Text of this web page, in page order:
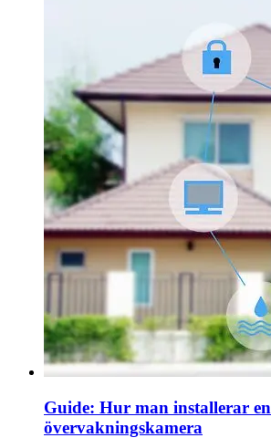
Guide: Hur man installerar en
övervakningskamera